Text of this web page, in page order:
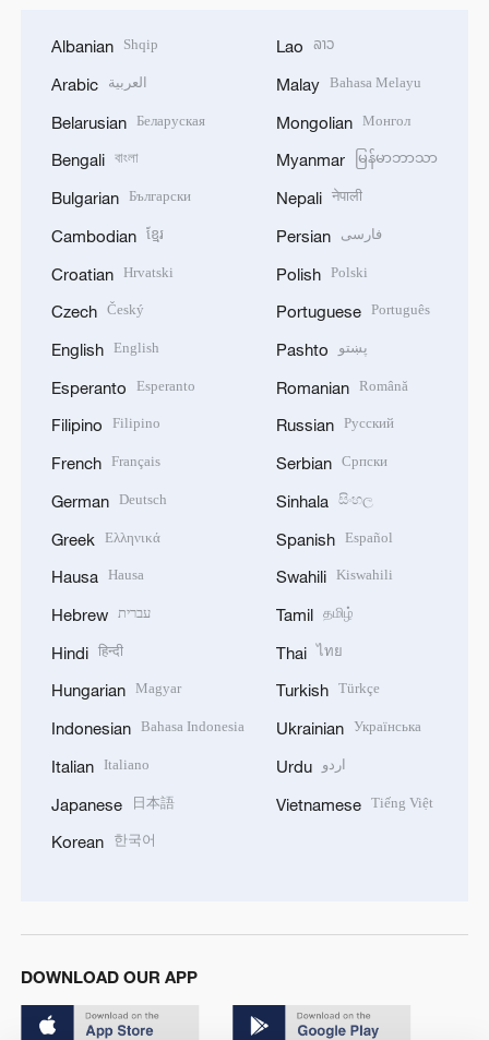
Albanian Shqip
Arabic العربية
Belarusian Беларуская
Bengali বাংলা
Bulgarian Български
Cambodian ខ្មែរ
Croatian Hrvatski
Czech Český
English English
Esperanto Esperanto
Filipino Filipino
French Français
German Deutsch
Greek Ελληνικά
Hausa Hausa
Hebrew עברית
Hindi हिन्दी
Hungarian Magyar
Indonesian Bahasa Indonesia
Italian Italiano
Japanese 日本語
Korean 한국어
Lao ລາວ
Malay Bahasa Melayu
Mongolian Монгол
Myanmar မြန်မာဘာသာ
Nepali नेपाली
Persian فارسی
Polish Polski
Portuguese Português
Pashto پښتو
Romanian Română
Russian Русский
Serbian Српски
Sinhala සිංහල
Spanish Español
Swahili Kiswahili
Tamil தமிழ்
Thai ไทย
Turkish Türkçe
Ukrainian Українська
Urdu اردو
Vietnamese Tiếng Việt
DOWNLOAD OUR APP